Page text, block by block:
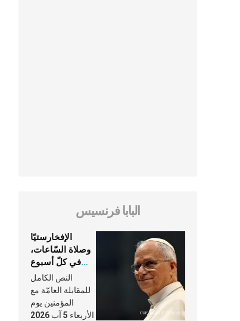
البابا فرنسيس
الإفخارستيّا
وصلاة السّاعات،
في كلّ أسبوع
وكلّ يوم، هما
النَّفَس في حياة
الكنيسة
النص الكامل
للمقابلة العامّة مع
المؤمنين يوم
الأربعاء 5 آب 2026